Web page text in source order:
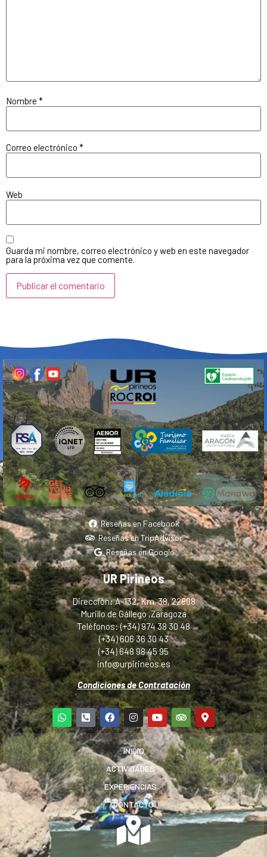
Nombre *
Correo electrónico *
Web
Guarda mi nombre, correo electrónico y web en este navegador
para la próxima vez que comente.
Reseñas en Facebook
Reseñas en TripAdvisor
Reseñas en Google
UR Pirineos
Dirección: A-132, Km. 38, 22808
Murillo de Gállego ,Zaragoza
Teléfonos: (+34) 974 38 30 48
(+34) 606 36 30 43
(+34) 648 98 45 95
info@urpirineos.es
Condiciones de Contratación
INICIO
ACTIVIDADES
EXPERIENCIAS
CONTACTO